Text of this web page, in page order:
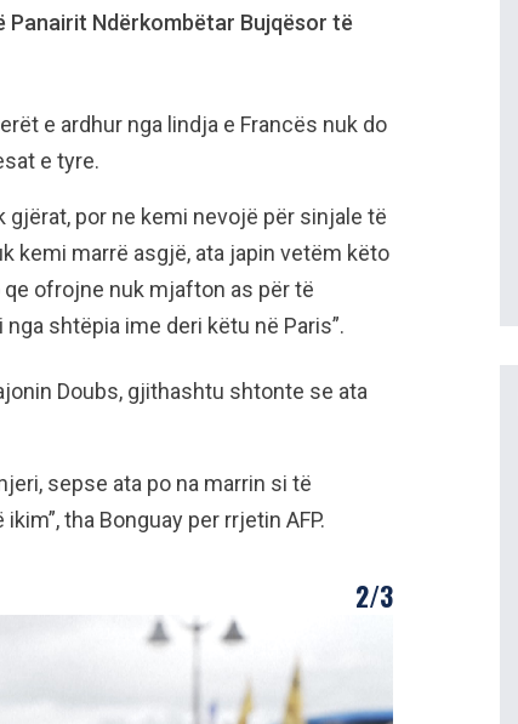
Panairit Ndërkombëtar Bujqësor të
e ardhur nga lindja e Francës nuk do
e tyre.
gjërat, por ne kemi nevojë për sinjale të
kemi marrë asgjë, ata japin vetëm këto
ofrojne nuk mjafton as për të
shtëpia ime deri këtu në Paris”.
Doubs, gjithashtu shtonte se ata
sepse ata po na marrin si të
tha Bonguay per rrjetin AFP.
2/3